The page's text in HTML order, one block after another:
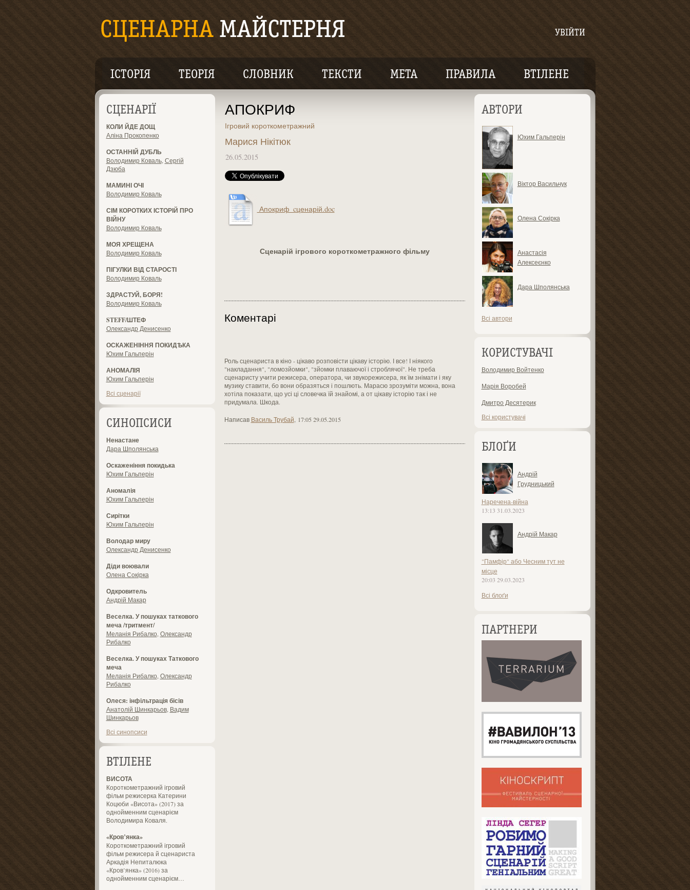
УВІЙТИ
ІСТОРІЯ ТЕОРІЯ СЛОВНИК ТЕКСТИ МЕТА ПРАВИЛА ВТІЛЕНЕ
СЦЕНАРІЇ
КОЛИ ЙДЕ ДОЩ
Аліна Прокопенко
ОСТАННІЙ ДУБЛЬ
Володимир Коваль, Сергій
Дзюба
МАМИНІ ОЧІ
Володимир Коваль
СІМ КОРОТКИХ ІСТОРІЙ ПРО
ВІЙНУ
Володимир Коваль
МОЯ ХРЕЩЕНА
Володимир Коваль
ПІГУЛКИ ВІД СТАРОСТІ
Володимир Коваль
ЗДРАСТУЙ, БОРЯ!
Володимир Коваль
STEFF/ШТЕФ
Олександр Денисенко
ОСКАЖЕНІННЯ ПОКИДѢКА
Юхим Гальперін
АНОМАЛІЯ
Юхим Гальперін
Всі сценарії
СИНОПСИСИ
Ненастане
Дара Шполянська
Оскаженіння покидька
Юхим Гальперін
Аномалія
Юхим Гальперін
Сирітки
Юхим Гальперін
Володар миру
Олександр Денисенко
Діди воювали
Олена Сокірка
Одкровитель
Андрій Макар
Веселка. У пошуках таткового
меча /тритмент/
Меланія Рибалко Олександр
Рибалко
Веселка. У пошуках Таткового
меча
Меланія Рибалко Олександр
Рибалко
Олеся: інфільтрація бісів
Анатолій Шинкарьов, Вадим
Шинкарьов
Всі синопсиси
ВТІЛЕНЕ
ВИСОТА
Короткометражний ігровий
фільм режисерка Катерини
Коцюби «Висота» (2017) за
однойменним сценарієм
Володимира Коваля.
«Кров’янка»
Короткометражний ігровий
фільм режисера й сценариста
Аркадія Непиталюка
«Кров’янка» (2016) за
однойменним сценарієм…
АВТОРИ
Юхим Гальперін
Віктор Васильчук
Олена Сокірка
Анастасія
Алексеєнко
Дара Шполянська
Всі автори
КОРИСТУВАЧІ
Володимир Войтенко
Марія Воробей
Дмитро Десятерик
Всі користувачі
БЛОҐИ
Андрій
Грудницький
Наречена-війна
13:13 31.03.2023
Андрій Макар
"Памфір" або Чесним тут не
місце
20:03 29.03.2023
Всі блоґи
ПАРТНЕРИ
АПОКРИФ
Ігровий короткометражний
Марися Нікітюк
26.05.2015
Апокриф_cценарій.doc
Сценарій ігрового короткометражного фільму
Коментарі
Роль сценариста в кіно - цікаво розповісти цікаву історію. І все! І ніякого
"накладання", "ломозйомки", "зйомки плаваючої і строблячої". Не треба
сценаристу учити режисера, оператора, чи звукорежисера, як їм знімати і яку
музику ставити, бо вони образяться і пошлють. Марасю зрозуміти можна, вона
хотіла показати, що усі ці словечка їй знайомі, а от цікаву історію так і не
придумала. Шкода.
Написав Василь Трубай 17:05 29.05.2015